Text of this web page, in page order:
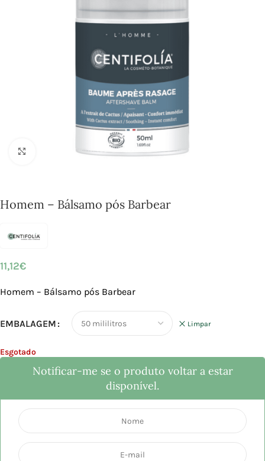
Click to enlarge
Homem – Bálsamo pós Barbear
11,12€
Homem – Bálsamo pós Barbear
EMBALAGEM Limpar
Esgotado
Notificar-me se o produto voltar a estar
disponível.